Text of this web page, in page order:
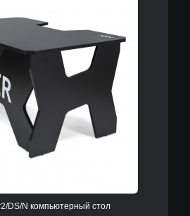
DS/N компьютерный cтол